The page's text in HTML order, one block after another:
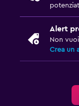
Alert
Non
Crea un